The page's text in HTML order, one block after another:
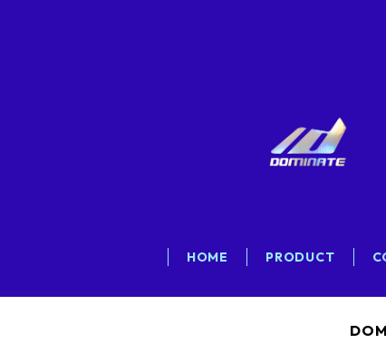
HOME PRODUCT